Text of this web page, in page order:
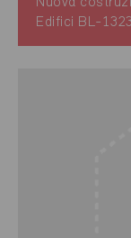
Edifici BL-1323